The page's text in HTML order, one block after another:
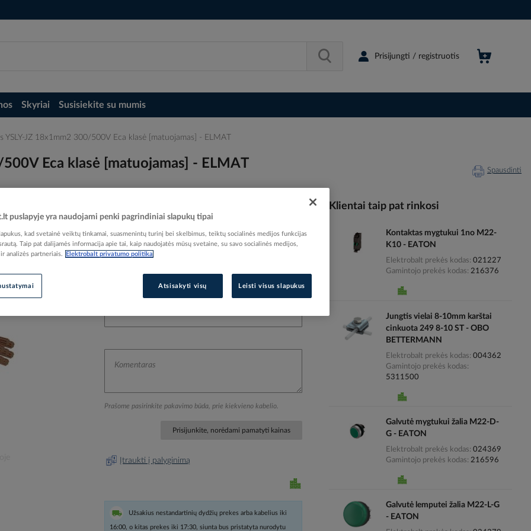
Prisijungti / registruotis
Skyriai Susisiekite su mumis
YSLY-JZ 18x1mm2 300/500V Eca klasė [matuojamas] - ELMAT
Eca klasė [matuojamas] - ELMAT Spausdinti
Elektrobalt prekės kodas
505330
Gamintojo prekės kodas
8111129-005
Pasirinkta pakuotė
Prašome pasirinkite pakavimo būda, prie kiekvieno kabelio.
Prisijunkite, norėdami pamatyti kainas
Įtraukti į palyginimą
Užsakius nestandartinių dydžių prekes arba kabelius iki
16:00, o kitas prekes iki 17:30, siunta bus pristatyta nurodytu
Klientai taip pat rinkosi
Kontaktas mygtukui 1no M22-
K10 - EATON
Elektrobalt prekės kodas 021227
Gamintojo prekės kodas 216376
Jungtis vielai 8-10mm karštai
cinkuota 249 8-10 ST - OBO
BETTERMANN
Elektrobalt prekės kodas 004362
Gamintojo prekės kodas
5311500
Galvutė mygtukui žalia M22-D-
G - EATON
Elektrobalt prekės kodas 024369
Gamintojo prekės kodas
216596
Galvutė lemputei žalia M22-L-G
- EATON
puslapyje yra naudojami penki pagrindiniai slapukų tipai
kad svetainė veiktų tinkamai, suasmenintų turinį bei skelbimus, teiktų socialinės medijos funkcijas
Taip pat dalijamės informacija apie tai, kaip naudojatės mūsų svetaine, su savo socialinės medijos,
analizės partneriais.
Elektrobalt privatumo politika
Atsisakyti visų Leisti visus slapukus